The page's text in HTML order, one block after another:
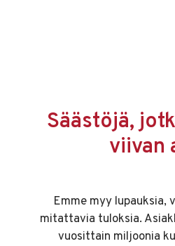
Säästöjä,
viivan
Emme myy lupauksia,
mitattavia tuloksia.
vuosittain miljoonia